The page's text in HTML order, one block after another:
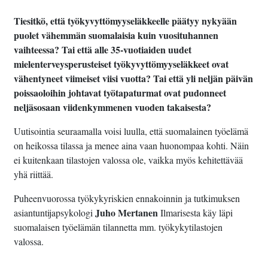
Tiesitkö, että työkyvyttömyyseläkkeelle päätyy nykyään
puolet vähemmän suomalaisia kuin vuosituhannen
vaihteessa? Tai että alle 35-vuotiaiden uudet
mielenterveysperusteiset työkyvyttömyyseläkkeet ovat
vähentyneet viimeiset viisi vuotta? Tai että yli neljän päivän
poissaoloihin johtavat työtapaturmat ovat pudonneet
neljäsosaan viidenkymmenen vuoden takaisesta?
Uutisointia seuraamalla voisi luulla, että suomalainen työelämä
on heikossa tilassa ja menee aina vaan huonompaa kohti. Näin
ei kuitenkaan tilastojen valossa ole, vaikka myös kehitettävää
yhä riittää.
Puheenvuorossa työkykyriskien ennakoinnin ja tutkimuksen
asiantuntijapsykologiJuho MertanenIlmarisesta käy läpi
suomalaisen työelämän tilannetta mm. työkykytilastojen
valossa.